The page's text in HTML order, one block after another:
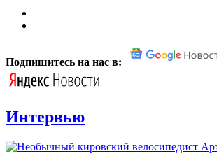
Подпишитесь на нас в:
Интервью